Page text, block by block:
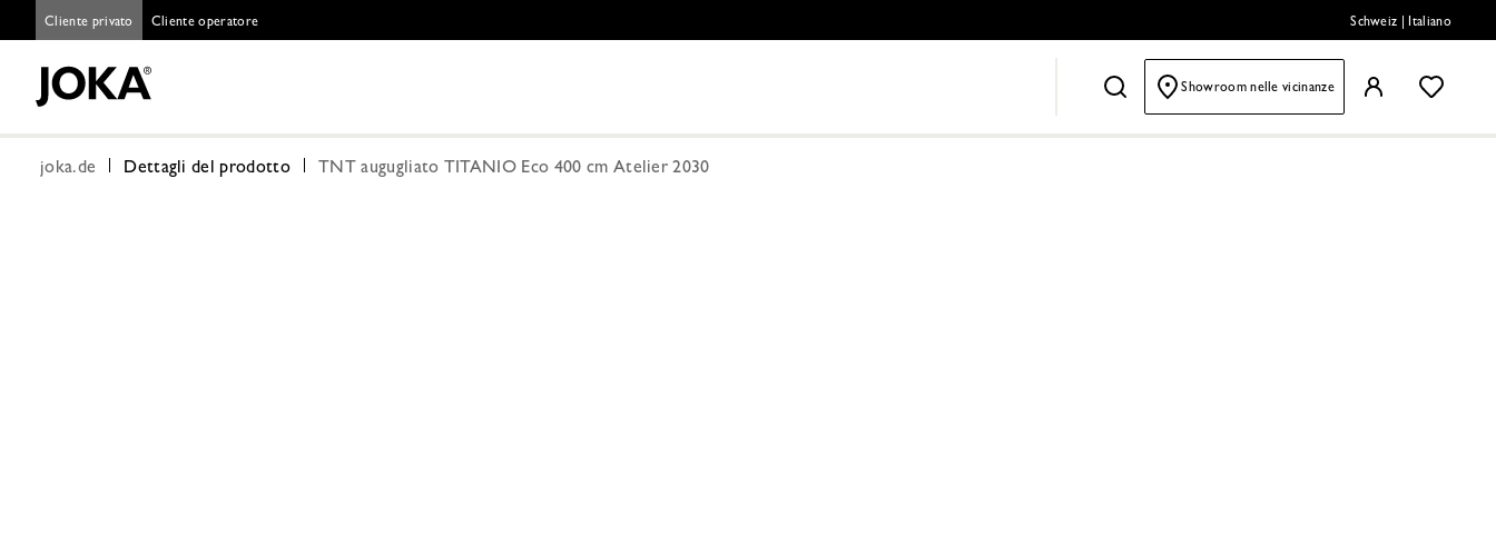
Cliente privato Cliente operatore Schweiz Italiano
Showroom nelle vicinanze
joka.de Dettagli del prodotto TNT augugliato TITANIO Eco 400 cm Atelier 2030